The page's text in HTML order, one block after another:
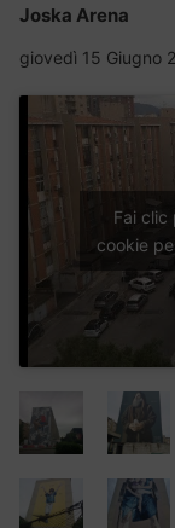
Joska Arena
giovedì 15 Giugno
Fai clic
cookie